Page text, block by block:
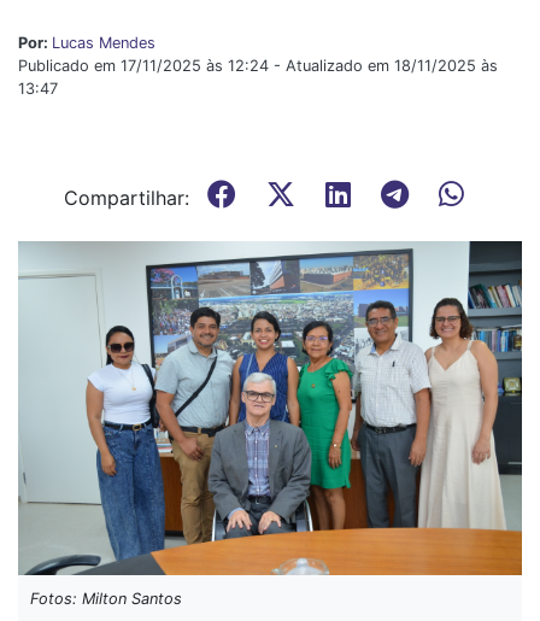
Por: Lucas Mendes
Publicado em 17/11/2025 às 12:24 - Atualizado em 18/11/2025 às
13:47
Compartilhar:
Fotos: Milton Santos